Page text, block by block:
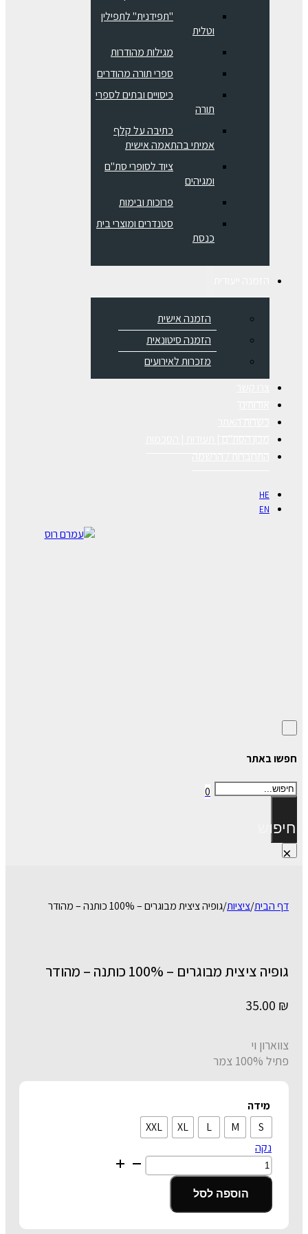
"תפידנית" לתפילין
וטלית
מגילות מהודרות
ספרי תורה מהודרים
כיסויים ובתים לספרי
תורה
כתיבה על קלף
אמיתי בהתאמה אישית
ציוד לסופרי סת"ם
ומגיהים
פרוכות ובימות
סטנדרים ומוצרי בית
כנסת
הזמנה אישית
הזמנה סיטונאית
מזכרות לאירועים
HE
EN
חפשו באתר
חיפוש
חיפוש
×
0
דף הבית/ציציות/גופיה ציצית מבוגרים – 100% כותנה – מהודר
גופיה ציצית מבוגרים – 100% כותנה – מהודר
35.00 ₪
צווארון וי
פתיל 100% צמר
מידה
S
M
L
XL
XXL
נקה
כמות
של
ציצית
הוספה לסל